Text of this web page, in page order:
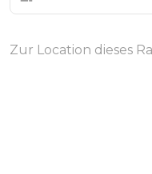
Zur Location dieses